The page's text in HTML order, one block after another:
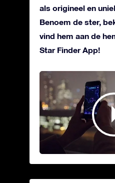
als origineel en
Benoem de ster,
vind hem aan de
Star Finder App!